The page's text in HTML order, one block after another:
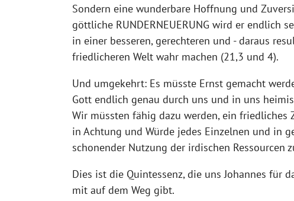
Sondern eine wunderbare Hoffnung und
göttliche RUNDERNEUERUNG wird er endlich
in einer besseren, gerechteren und - daraus
friedlicheren Welt wahr machen (21,3 und 4).
Und umgekehrt: Es müsste Ernst gemacht
Gott endlich genau durch uns und in uns
Wir müssten fähig dazu werden, ein friedliches
in Achtung und Würde jedes Einzelnen und in
schonender Nutzung der irdischen Ressourcen
Dies ist die Quintessenz, die uns Johannes für
mit auf dem Weg gibt.